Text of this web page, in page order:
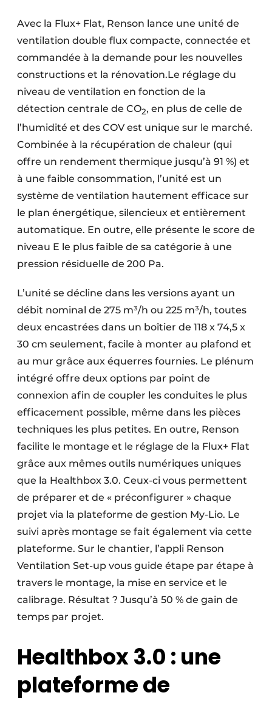
Avec la Flux+ Flat, Renson lance une unité de
ventilation double flux compacte, connectée et
commandée à la demande pour les nouvelles
constructions et la rénovation.Le réglage du
niveau de ventilation en fonction de la
détection centrale de CO2, en plus de celle de
l’humidité et des COV est unique sur le marché.
Combinée à la récupération de chaleur (qui
offre un rendement thermique jusqu’à 91 %) et
à une faible consommation, l’unité est un
système de ventilation hautement efficace sur
le plan énergétique, silencieux et entièrement
automatique. En outre, elle présente le score de
niveau E le plus faible de sa catégorie à une
pression résiduelle de 200 Pa.
L’unité se décline dans les versions ayant un
débit nominal de 275 m³/h ou 225 m³/h, toutes
deux encastrées dans un boîtier de 118 x 74,5 x
30 cm seulement, facile à monter au plafond et
au mur grâce aux équerres fournies. Le plénum
intégré offre deux options par point de
connexion afin de coupler les conduites le plus
efficacement possible, même dans les pièces
techniques les plus petites. En outre, Renson
facilite le montage et le réglage de la Flux+ Flat
grâce aux mêmes outils numériques uniques
que la Healthbox 3.0. Ceux-ci vous permettent
de préparer et de « préconfigurer » chaque
projet via la plateforme de gestion My-Lio. Le
suivi après montage se fait également via cette
plateforme. Sur le chantier, l’appli Renson
Ventilation Set-up vous guide étape par étape à
travers le montage, la mise en service et le
calibrage. Résultat ? Jusqu’à 50 % de gain de
temps par projet.
Healthbox 3.0 : une
plateforme de